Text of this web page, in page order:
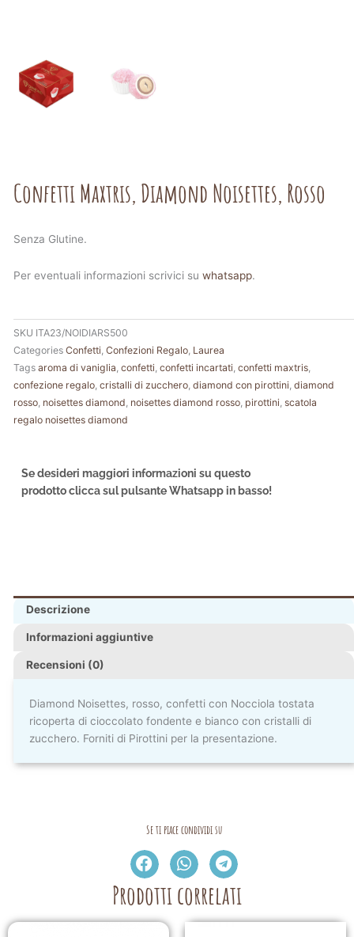
Confetti Maxtris, Diamond Noisettes, Rosso
Senza Glutine.
Per eventuali informazioni scrivici su whatsapp.
SKU ITA23/NOIDIARS500
Categories Confetti Confezioni Regalo Laurea
Tags aroma di vaniglia confetti confetti incartati confetti maxtris
confezione regalo cristalli di zucchero diamond con pirottini diamond
rosso noisettes diamond noisettes diamond rosso pirottini scatola
regalo noisettes diamond
Se desideri maggiori informazioni su questo
prodotto clicca sul pulsante Whatsapp in basso!
Descrizione
Informazioni aggiuntive
Recensioni (0)
Diamond Noisettes, rosso, confetti con Nocciola tostata
ricoperta di cioccolato fondente e bianco con cristalli di
zucchero. Forniti di Pirottini per la presentazione.
Se ti piace condividi su
Prodotti correlati